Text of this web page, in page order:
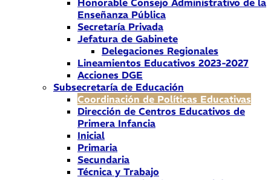
Honorable Consejo Administrativo de la
Enseñanza Pública
Secretaría Privada
Jefatura de Gabinete
Delegaciones Regionales
Lineamientos Educativos 2023-2027
Acciones DGE
Subsecretaría de Educación
Coordinación de Políticas Educativas
Dirección de Centros Educativos de
Primera Infancia
Inicial
Primaria
Secundaria
Técnica y Trabajo